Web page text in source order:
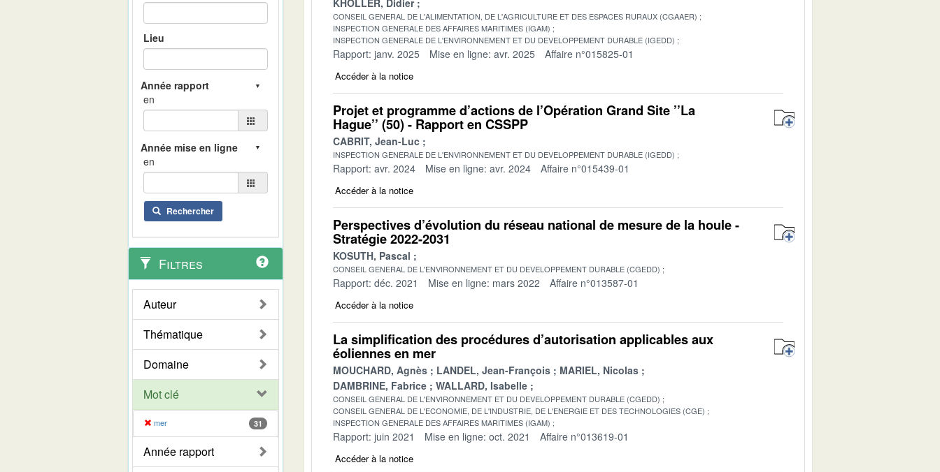
Lieu
en
en
Rechercher
Filtres
Auteur
Thématique
Domaine
Mot clé
mer 31
Année rapport
CONSEIL GENERAL DE L'ALIMENTATION, DE L'AGRICULTURE ET DES ESPACES RURAUX (CGAAER)
INSPECTION GENERALE DES AFFAIRES MARITIMES (IGAM)
INSPECTION GENERALE DE L'ENVIRONNEMENT ET DU DEVELOPPEMENT DURABLE (IGEDD)
Rapport: janv. 2025 Mise en ligne: avr. 2025 Affaire n°015825-01
Accéder à la notice
Projet et programme d’actions de l’Opération Grand Site ’’La
Hague’’ (50) - Rapport en CSSPP
CABRIT, Jean-Luc
INSPECTION GENERALE DE L'ENVIRONNEMENT ET DU DEVELOPPEMENT DURABLE (IGEDD)
Rapport: avr. 2024 Mise en ligne: avr. 2024 Affaire n°015439-01
Accéder à la notice
Perspectives d’évolution du réseau national de mesure de la houle -
Stratégie 2022-2031
KOSUTH, Pascal
CONSEIL GENERAL DE L'ENVIRONNEMENT ET DU DEVELOPPEMENT DURABLE (CGEDD)
Rapport: déc. 2021 Mise en ligne: mars 2022 Affaire n°013587-01
Accéder à la notice
La simplification des procédures d’autorisation applicables aux
éoliennes en mer
MOUCHARD, Agnès LANDEL, Jean-François
MARIEL, Nicolas
DAMBRINE, Fabrice
WALLARD, Isabelle
CONSEIL GENERAL DE L'ENVIRONNEMENT ET DU DEVELOPPEMENT DURABLE (CGEDD)
CONSEIL GENERAL DE L'ECONOMIE, DE L'INDUSTRIE, DE L'ENERGIE ET DES TECHNOLOGIES (CGE)
INSPECTION GENERALE DES AFFAIRES MARITIMES (IGAM)
Rapport: juin 2021 Mise en ligne: oct. 2021 Affaire n°013619-01
Accéder à la notice